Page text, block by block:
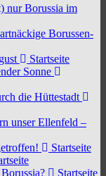
nur Borussia im
Borussen-
Startseite
Sonne
die Hüttestadt
unser Ellenfeld –
Startseite
Startseite